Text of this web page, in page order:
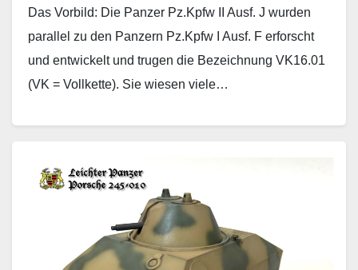
Das Vorbild: Die Panzer Pz.Kpfw II Ausf. J wurden
parallel zu den Panzern Pz.Kpfw I Ausf. F erforscht
und entwickelt und trugen die Bezeichnung VK16.01
(VK = Vollkette). Sie wiesen viele…